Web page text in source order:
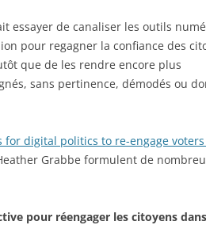
essayer de canaliser les outils
pour regagner la confiance des
que de les rendre encore plus
sans pertinence, démodés ou
digital politics to re-engage
Grabbe formulent de
pour réengager les citoyens